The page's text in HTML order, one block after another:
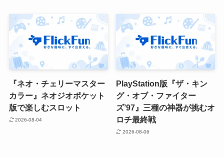
『ネオ・チェリーマスター
カラー』ネオジオポケット
版で楽しむスロット
2026-08-04
PlayStation版『ザ・キン
グ・オブ・ファイター
ズ’97』三種の神器が挑むオ
ロチ最終戦
2026-08-06